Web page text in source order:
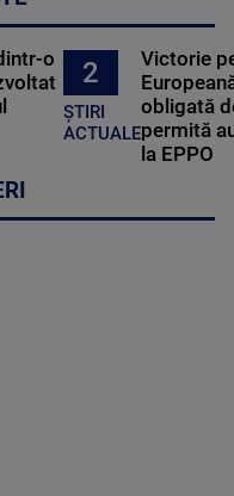
o
2
ȘTIRI
ACTUALE
Victorie
obligată
permită
la EPPO